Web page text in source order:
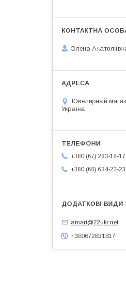
Олена
Ювелирный
Україна
+380 (67) 283-18-17
+380 (66) 634-22-23
amari@22ukr.net
+380672831817